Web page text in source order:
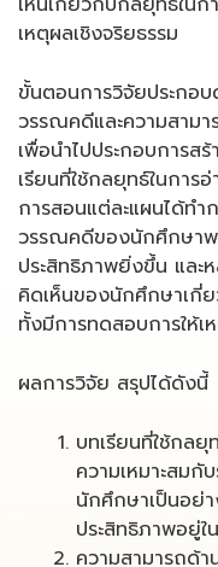
เหตุผลเชิงจริยธรรม
ขั้นตอนการวิจัยประกอบ
วรรณคดีและความสาม
เพื่อนำไปประกอบการส
เรียนที่ใช้กลยุทธ์ในกา
การสอนแต่ละแผนได้ทำ
วรรณคดีของนักศึกษาพ
ประสิทธิภาพยิ่งขึ้น และ
คิดเห็นของนักศึกษาเกี่
ทั้งมีการทดสอบการให้เ
ผลการวิจัย สรุปได้ดังนี้
บทเรียนที่ใช้กล
ความเหมาะสมกั
นักศึกษาเป็นอย่า
ประสิทธิภาพอยู่ใ
ความสามารถด้